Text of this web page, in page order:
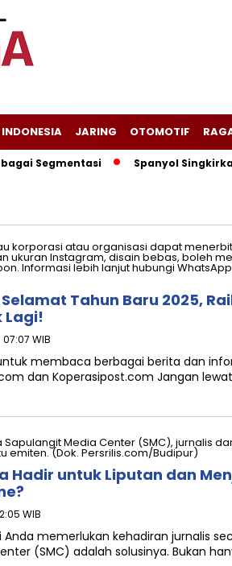
JARING OTOMOTIF
Segmentasi Spanyol Singkirkan
Tahun Baru 2025,
Lagi!
WIB
untuk membaca berbagai berita dan
dan Koperasipost.com Jangan
Hadir untuk Liputan dan
WIB
Anda memerlukan kehadiran jurnalis
(SMC) adalah solusinya. Bukan